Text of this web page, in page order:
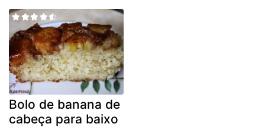
Bolo de banana de
cabeça para baixo